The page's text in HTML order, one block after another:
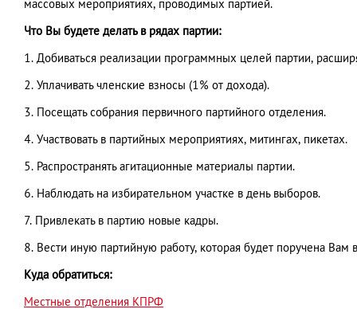
массовых мероприятиях, проводимых партией.
Что Вы будете делать в рядах партии:
1. Добиваться реализации программных целей партии,
2. Уплачивать членские взносы (1% от дохода).
3. Посещать собрания первичного партийного отделения.
4. Участвовать в партийных мероприятиях, митингах, пикетах.
5. Распространять агитационные материалы партии.
6. Наблюдать на избирательном участке в день выборов.
7. Привлекать в партию новые кадры.
8. Вести иную партийную работу, которая будет поручена
Куда обратиться:
Местные отделения КПРФ